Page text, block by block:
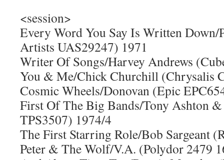
<session>
Every Word You Say Is Written Down/
Artists UAS29247) 1971
Writer Of Songs/Harvey Andrews
You & Me/Chick Churchill (Chrysalis
Cosmic Wheels/Donovan (Epic
First Of The Big Bands/Tony Ashton
TPS3507) 1974/4
The First Starring Role/Bob Sargeant
Peter & The Wolf/V.A. (Polydor 2479